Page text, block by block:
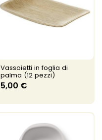
Vassoietti in foglia di
palma (12 pezzi)
5,00 €